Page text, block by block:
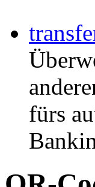
fürs